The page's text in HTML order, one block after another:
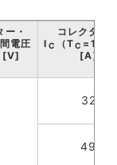
ー・
電圧
[V]
コレクタ電
I C （TC
[A]
32
49